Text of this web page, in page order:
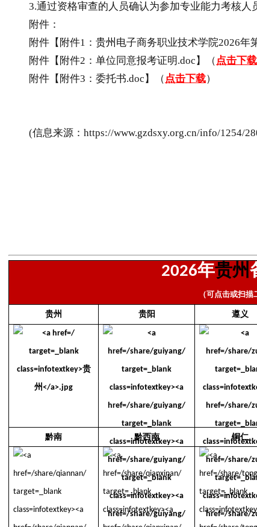
3.通过资格审查的人员确认为参加专业能力考核人
附件：
附件【附件1： 贵州 电子商务职业技术学院2026年
附件【附件2：单位同意报考证明.doc】（ 点击下载
附件【附件3：委托书.doc】（ 点击下载）
(信息来源：https://www.gzdsxy.org.cn/info/1254/
2026年贵州
（可点击或扫描
贵州 贵阳 遵义
黔南 黔西南 铜仁